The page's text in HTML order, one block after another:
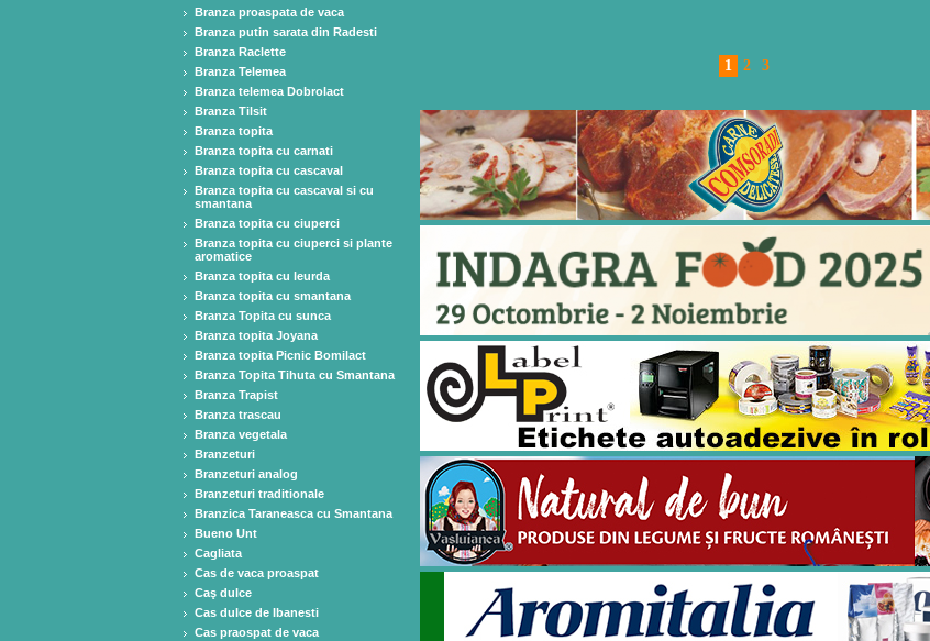
Branza proaspata de vaca
Branza putin sarata din Radesti
Branza Raclette
Branza Telemea
Branza telemea Dobrolact
Branza Tilsit
Branza topita
Branza topita cu carnati
Branza topita cu cascaval
Branza topita cu cascaval si cu
smantana
Branza topita cu ciuperci
Branza topita cu ciuperci si plante
aromatice
Branza topita cu leurda
Branza topita cu smantana
Branza Topita cu sunca
Branza topita Joyana
Branza topita Picnic Bomilact
Branza Topita Tihuta cu Smantana
Branza Trapist
Branza trascau
Branza vegetala
Branzeturi
Branzeturi analog
Branzeturi traditionale
Branzica Taraneasca cu Smantana
Bueno Unt
Cagliata
Cas de vaca proaspat
Caş dulce
Cas dulce de Ibanesti
Cas praospat de vaca
1 2 3